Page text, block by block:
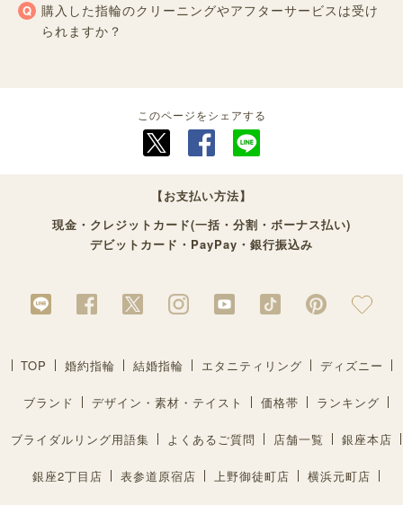
購入した指輪のクリーニングやアフターサービスは受け
られますか？
このページをシェアする
【お支払い方法】
現金・クレジットカード(一括・分割・ボーナス払い)
デビットカード・PayPay・銀行振込み
TOP 婚約指輪 結婚指輪 エタニティリング ディズニー
ブランド デザイン・素材・テイスト 価格帯 ランキング
ブライダルリング用語集 よくあるご質問 店舗一覧 銀座本店
銀座2丁目店 表参道原宿店 上野御徒町店 横浜元町店